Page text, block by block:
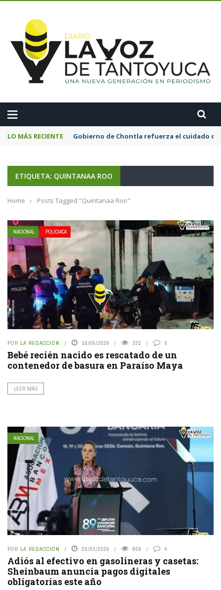
LO MÁS RECIENTE Gobierno de Chontla refuerza el cuidado
ETIQUETA: QUINTANAA ROO
Home › Posts Tagged "Quintanaa Roo"
NACIONAL POLICIACA
POR LA REDACCIÓN 18/05/2026 332 0
Bebé recién nacido es rescatado de un
contenedor de basura en Paraíso Maya
LEER MÁS
NACIONAL
POR LA REDACCIÓN 20/03/2026 809 0
Adiós al efectivo en gasolineras y casetas:
Sheinbaum anuncia pagos digitales
obligatorias este año